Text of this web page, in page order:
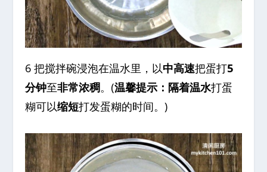
6 把搅拌碗浸泡在温水里，以中高速把蛋打5
分钟至非常浓稠。(温馨提示：隔着温水打蛋
糊可以缩短打发蛋糊的时间。)